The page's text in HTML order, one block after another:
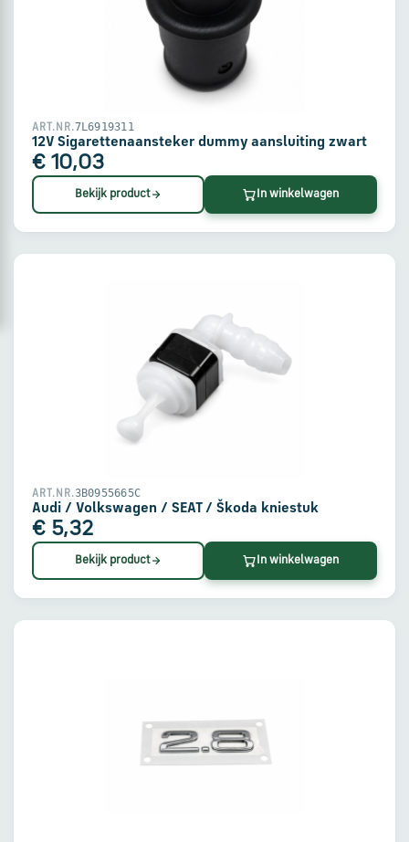
een
e-
mail
Retourinformatie
Klantenservice
ART.NR.7L6919311
12V Sigarettenaansteker dummy aansluiting zwart
€ 10,03
Bekijk product In winkelwagen
ART.NR.3B0955665C
Audi / Volkswagen / SEAT / Škoda kniestuk
€ 5,32
Bekijk product In winkelwagen